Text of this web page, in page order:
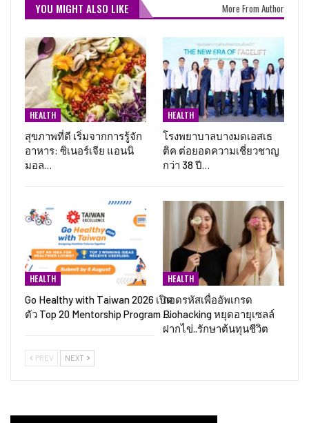
YOU MIGHT ALSO LIKE More From Author
HEALTH
สุขภาพที่ดี เริ่มจากการรู้จัก
อาหาร: ซิเนอร์เจีย แอนนิ
มอล…
HEALTH
โรงพยาบาลบางมดเอสเธ
ติค ต่อยอดความเชี่ยวชาญ
กว่า 38 ปี…
HEALTH
Go Healthy with Taiwan 2026 เปิด
ตัว Top 20 Mentorship Program …
HEALTH
ถอดรหัสเพื่ออัพเกรด
Biohacking หยุดอายุเซลล์
ฝากไข่..รักษาต้นทุนชีวิต
PREV NEXT